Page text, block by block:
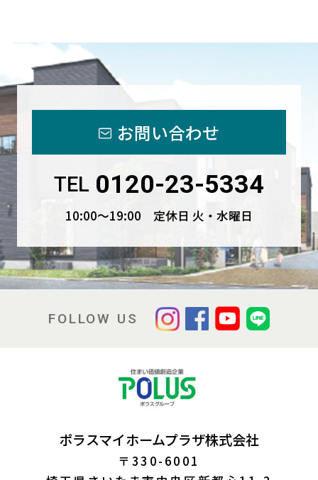
お問い合わせ
TEL 0120-23-5334
10:00〜19:00 定休日 火・水曜日
FOLLOW US
ポラスマイホームプラザ株式会社
〒330-6001